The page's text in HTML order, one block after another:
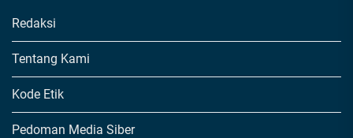
Redaksi
Tentang Kami
Kode Etik
Pedoman Media Siber